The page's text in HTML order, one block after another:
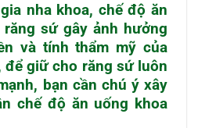
nha khoa, chế độ ăn
sứ gây ảnh hưởng
và tính thẩm mỹ của
để giữ cho răng sứ luôn
bạn cần chú ý xây
chế độ ăn uống khoa